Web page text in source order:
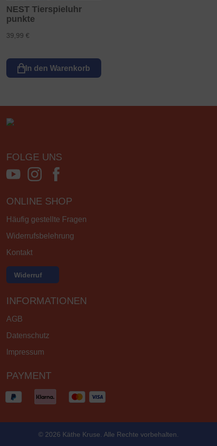
NEST Tierspieluhr
punkte
39,99 €
In den Warenkorb
FOLGE UNS
ONLINE SHOP
Häufig gestellte Fragen
Widerrufsbelehrung
Kontakt
Widerruf
INFORMATIONEN
AGB
Datenschutz
Impressum
PAYMENT
© 2026 Käthe Kruse. Alle Rechte vorbehalten.